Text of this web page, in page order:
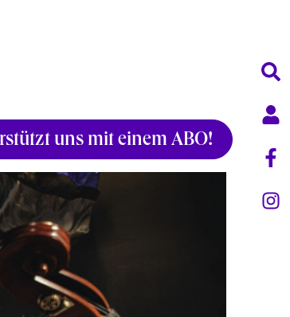
uns mit einem ABO!